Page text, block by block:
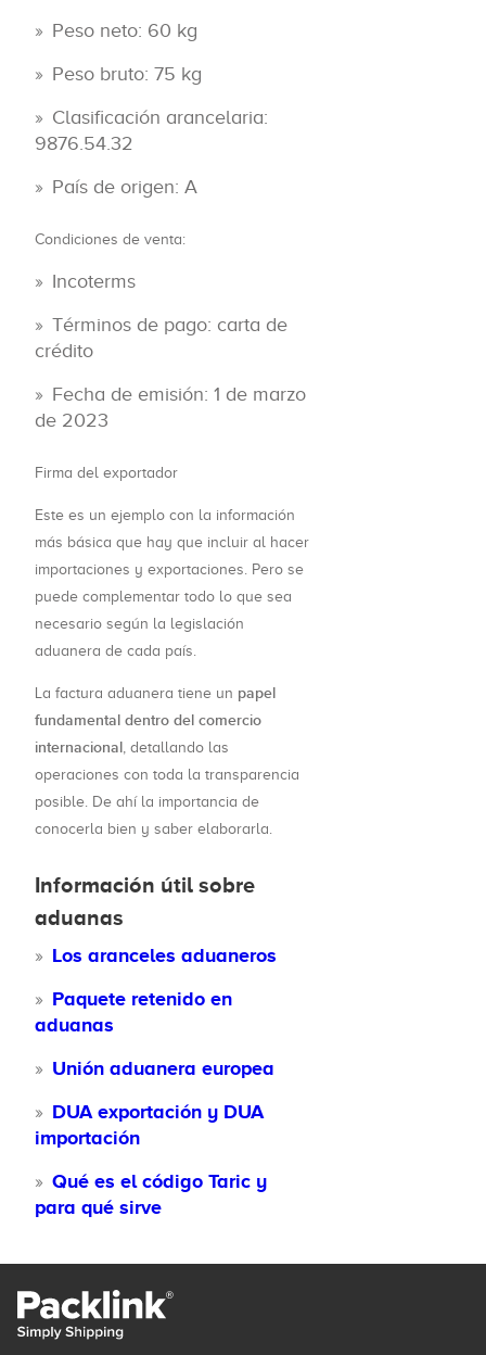
Peso neto: 60 kg
Peso bruto: 75 kg
Clasificación arancelaria:
9876.54.32
País de origen: A
Condiciones de venta:
Incoterms
Términos de pago: carta de
crédito
Fecha de emisión: 1 de marzo
de 2023
Firma del exportador
Este es un ejemplo con la información
más básica que hay que incluir al hacer
importaciones y exportaciones. Pero se
puede complementar todo lo que sea
necesario según la legislación
aduanera de cada país.
La factura aduanera tiene un papel
fundamental dentro del comercio
internacional , detallando las
operaciones con toda la transparencia
posible. De ahí la importancia de
conocerla bien y saber elaborarla.
Información útil sobre
aduanas
Los aranceles aduaneros
Paquete retenido en
aduanas
Unión aduanera europea
DUA exportación y DUA
importación
Qué es el código Taric y
para qué sirve